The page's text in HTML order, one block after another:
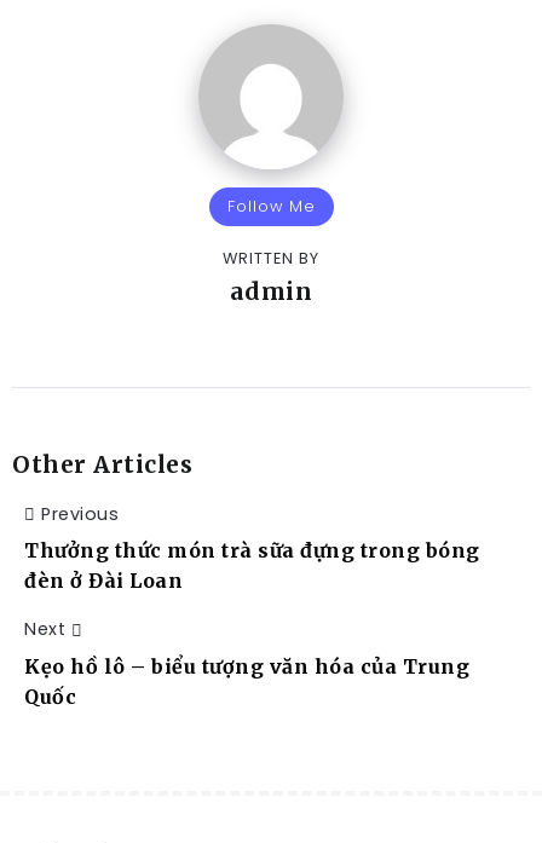
Follow Me
WRITTEN BY
admin
Other Articles
Previous
Thưởng thức món trà sữa đựng trong bóng
đèn ở Đài Loan
Next
Kẹo hồ lô – biểu tượng văn hóa của Trung
Quốc